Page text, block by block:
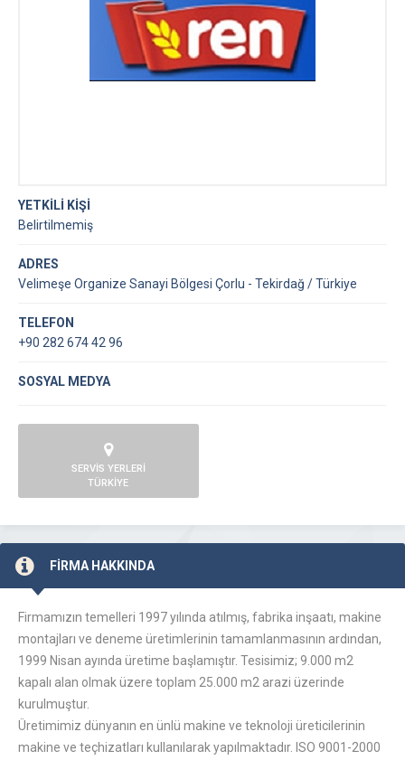
YETKİLİ KİŞİ
Belirtilmemiş
ADRES
Velimeşe Organize Sanayi Bölgesi Çorlu - Tekirdağ / Türkiye
TELEFON
+90 282 674 42 96
SOSYAL MEDYA
SERVİS YERLERİ
TÜRKİYE
FİRMA HAKKINDA
Firmamızın temelleri 1997 yılında atılmış, fabrika inşaatı, makine
montajları ve deneme üretimlerinin tamamlanmasının ardından,
1999 Nisan ayında üretime başlamıştır. Tesisimiz; 9.000 m2
kapalı alan olmak üzere toplam 25.000 m2 arazi üzerinde
kurulmuştur.
Üretimimiz dünyanın en ünlü makine ve teknoloji üreticilerinin
makine ve teçhizatları kullanılarak yapılmaktadır. ISO 9001-2000